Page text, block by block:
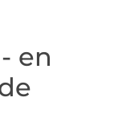
en